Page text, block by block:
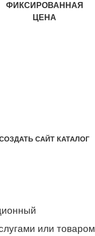
ФИКСИРОВАННАЯ
ЦЕНА
САЙТ КАТАЛОГ
или товаром